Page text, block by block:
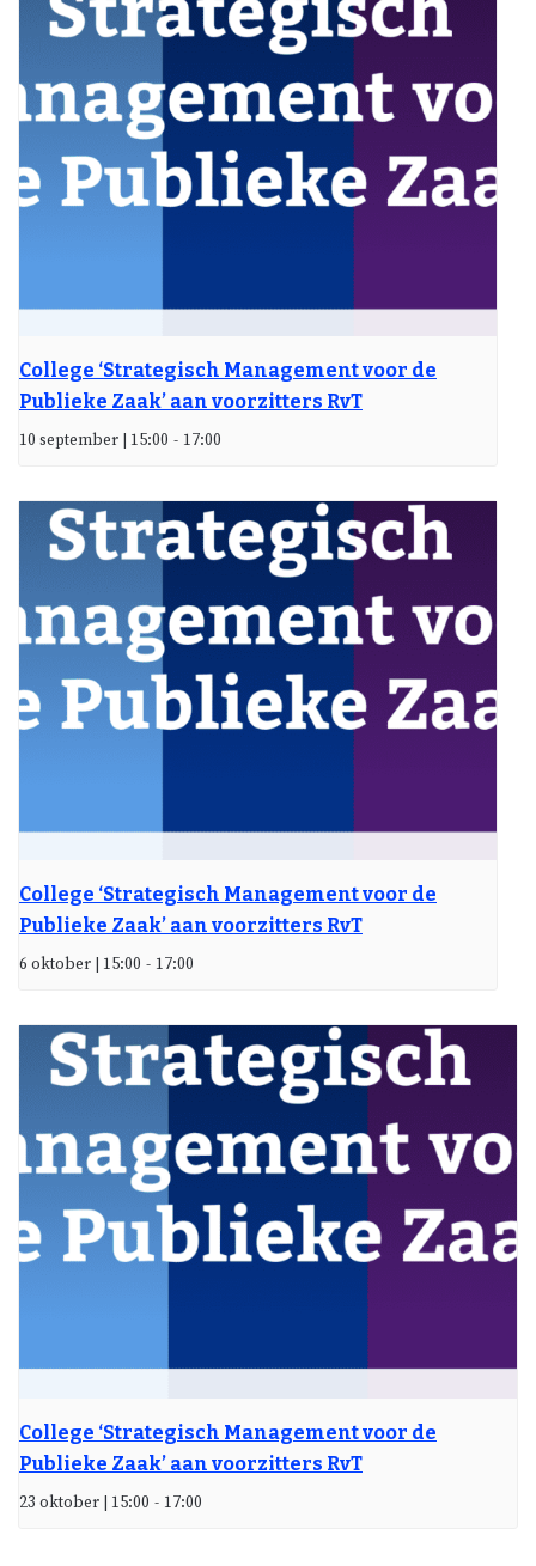
College ‘Strategisch Management voor de
Publieke Zaak’ aan voorzitters RvT
10 september | 15:00 - 17:00
College ‘Strategisch Management voor de
Publieke Zaak’ aan voorzitters RvT
6 oktober | 15:00 - 17:00
College ‘Strategisch Management voor de
Publieke Zaak’ aan voorzitters RvT
23 oktober | 15:00 - 17:00